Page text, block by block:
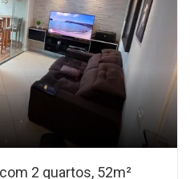
2 quartos, 52m²